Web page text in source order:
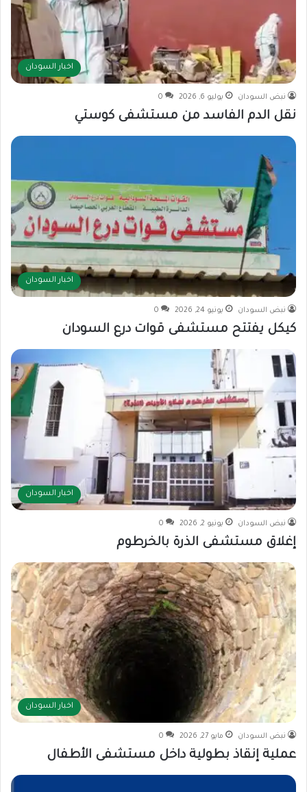
اخبار السودان
نبض السودان يوليو 6, 2026 0
نقل الدم الفاسد من مستشفى كوستي
اخبار السودان
نبض السودان يونيو 24, 2026 0
كيكل يفتتح مستشفى قوات درع السودان
اخبار السودان
نبض السودان يونيو 2, 2026 0
إغلاق مستشفى الذرة بالخرطوم
اخبار السودان
نبض السودان مايو 27, 2026 0
عملية إنقاذ بطولية داخل مستشفى الأطفال